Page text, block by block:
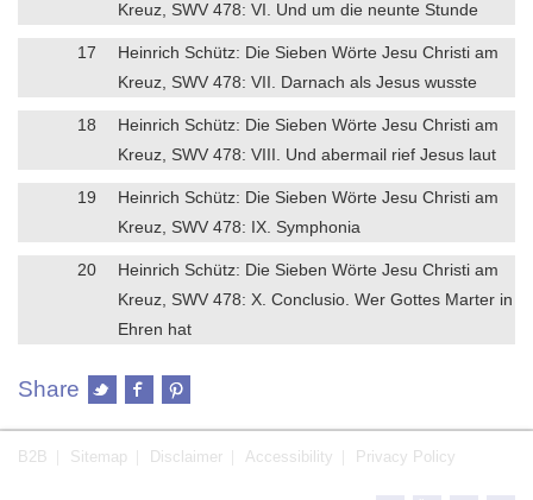
Kreuz, SWV 478: VI. Und um die neunte Stunde
17
Heinrich Schütz: Die Sieben Wörte Jesu Christi am
Kreuz, SWV 478: VII. Darnach als Jesus wusste
18
Heinrich Schütz: Die Sieben Wörte Jesu Christi am
Kreuz, SWV 478: VIII. Und abermail rief Jesus laut
19
Heinrich Schütz: Die Sieben Wörte Jesu Christi am
Kreuz, SWV 478: IX. Symphonia
20
Heinrich Schütz: Die Sieben Wörte Jesu Christi am
Kreuz, SWV 478: X. Conclusio. Wer Gottes Marter in
Ehren hat
Share
B2B Sitemap Disclaimer Accessibility Privacy Policy